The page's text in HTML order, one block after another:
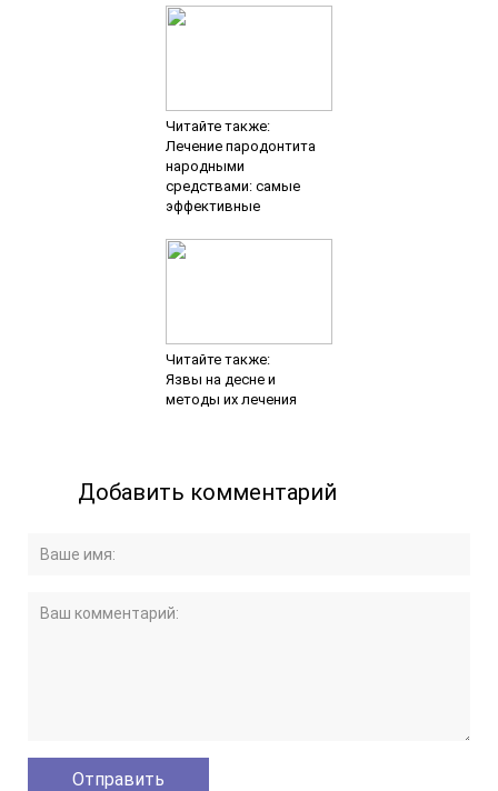
Читайте также:
Лечение пародонтита
народными
средствами: самые
эффективные
Читайте также:
Язвы на десне и
методы их лечения
Добавить комментарий